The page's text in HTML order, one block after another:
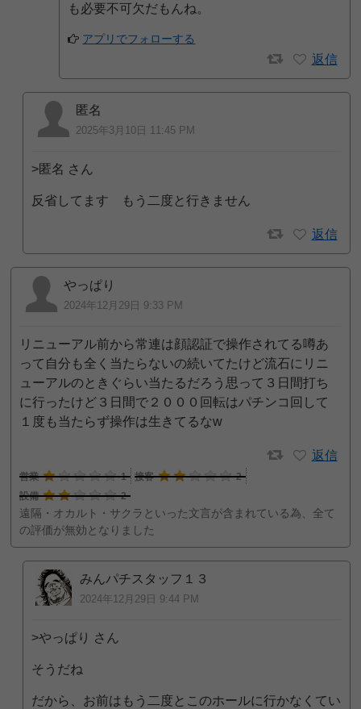
も必要不可欠だもんね。
アプリでフォローする
返信
匿名
2025年3月10日 11:45 PM
>匿名 さん
反省してます もう二度と行きません
返信
やっぱり
2024年12月29日 9:33 PM
リニューアル前から常連は顔認証で操作されてる噂あ
って自分も全く当たらないの続いてたけど流石にリニ
ューアルのときぐらい当たるだろう思って３日間打ち
に行ったけど３日間で２０００回転はパチンコ回して
１度も当たらず操作は生きてるなw
返信
営業 1 接客
2
設備
2
遠隔・オカルト・サクラといった文言が含まれている為、全て
の評価が無効となりました
みんパチスタッフ１３
2024年12月29日 9:44 PM
>やっぱり さん
そうだね
だから、お前はもう二度とこのホールに行かなくてい